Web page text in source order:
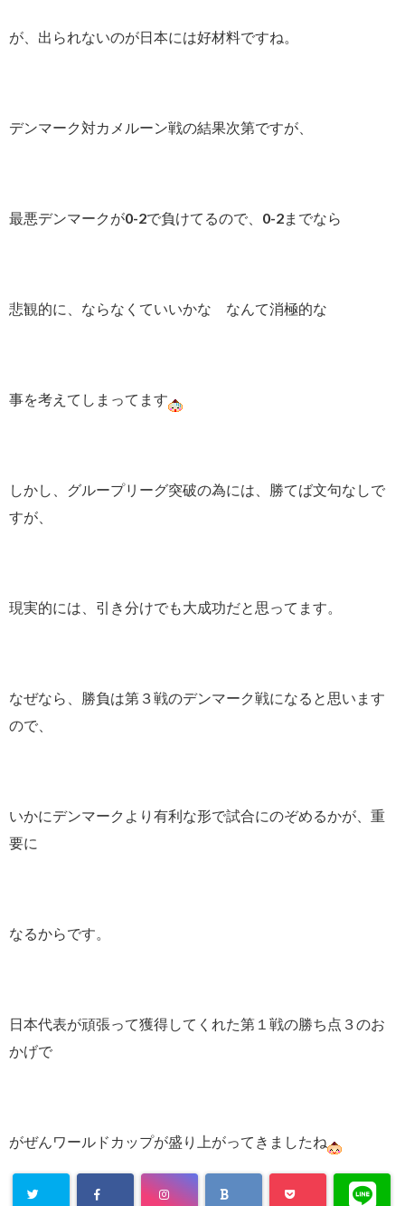
が、出られないのが日本には好材料ですね。
デンマーク対カメルーン戦の結果次第ですが、
最悪デンマークが0-2で負けてるので、0-2までなら
悲観的に、ならなくていいかな なんて消極的な
事を考えてしまってます
しかし、グループリーグ突破の為には、勝てば文句なしで
すが、
現実的には、引き分けでも大成功だと思ってます。
なぜなら、勝負は第３戦のデンマーク戦になると思います
ので、
いかにデンマークより有利な形で試合にのぞめるかが、重
要に
なるからです。
日本代表が頑張って獲得してくれた第１戦の勝ち点３のお
かげで
がぜんワールドカップが盛り上がってきましたね